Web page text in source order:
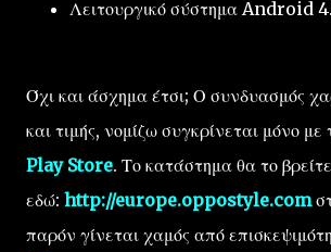
Λειτουργικό σύστημα Android
Όχι και άσχημα έτσι; Ο συνδυασμός
και τιμής, νομίζω συγκρίνεται μόνο με
Play Store. Το κατάστημα θα το βρείτε
εδώ: http://europe.oppostyle.com
παρόν γίνεται χαμός από